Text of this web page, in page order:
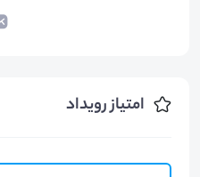
امتیاز رویداد